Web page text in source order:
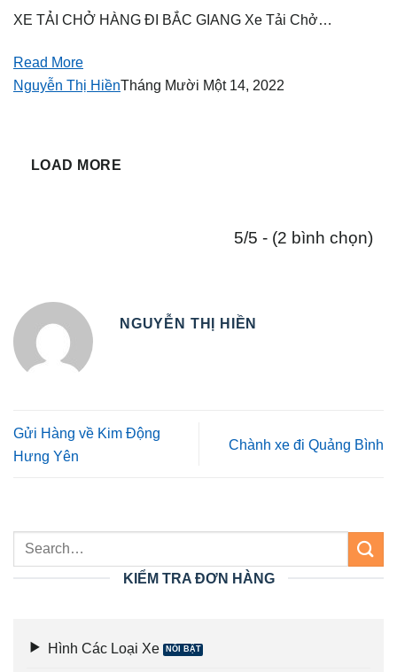
XE TẢI CHỞ HÀNG ĐI BẮC GIANG Xe Tải Chở…
Read More
Nguyễn Thị HiềnTháng Mười Một 14, 2022
LOAD MORE
5/5 - (2 bình chọn)
NGUYỄN THỊ HIỀN
Gửi Hàng về Kim Động
Hưng Yên
Chành xe đi Quảng Bình
KIỂM TRA ĐƠN HÀNG
Hình Các Loại Xe